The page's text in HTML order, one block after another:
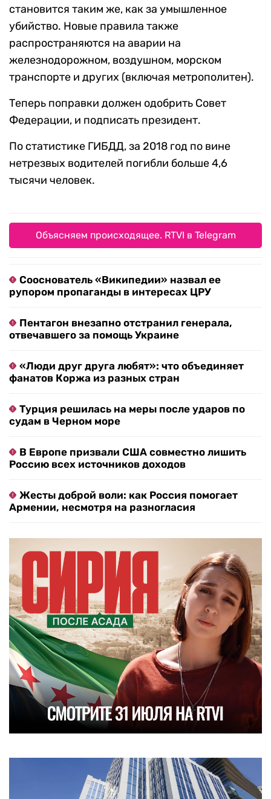
становится таким же, как за умышленное
убийство. Новые правила также
распространяются на аварии на
железнодорожном, воздушном, морском
транспорте и других (включая метрополитен).
Теперь поправки должен одобрить Совет
Федерации, и подписать президент.
По статистике ГИБДД, за 2018 год по вине
нетрезвых водителей погибли больше 4,6
тысячи человек.
Объясняем происходящее. RTVI в Telegram
Сооснователь «Википедии» назвал ее
рупором пропаганды в интересах ЦРУ
Пентагон внезапно отстранил генерала,
отвечавшего за помощь Украине
«Люди друг друга любят»: что объединяет
фанатов Коржа из разных стран
Турция решилась на меры после ударов по
судам в Черном море
В Европе призвали США совместно лишить
Россию всех источников доходов
Жесты доброй воли: как Россия помогает
Армении, несмотря на разногласия